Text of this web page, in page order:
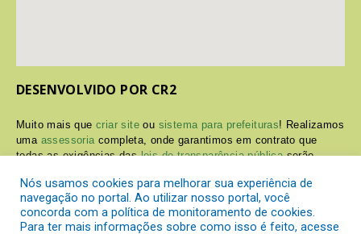
DESENVOLVIDO POR CR2
Muito mais quecriar site ou sistema para prefeituras! Realizamos
uma assessoria completa, onde garantimos em contrato que
todas as exigências dasleis de transparência públicaserão
Conheça oPNTPe oRadar da Transparência Pública
Nós usamos cookies para melhorar sua experiência de
navegação no portal. Ao utilizar nosso portal, você
concorda com a política de monitoramento de cookies.
Para ter mais informações sobre como isso é feito, acesse